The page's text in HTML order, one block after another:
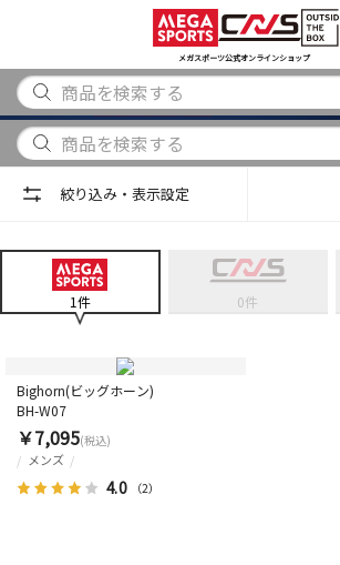
メガスポーツ公式オンラインショップ
アウトドア
から探す
ブランド
から探す
絞り込み・表示設定
1件 0件
メンズ
4.0 （2）
Bighorn(ビッグホーン)
BH-W07
￥7,095(税込)